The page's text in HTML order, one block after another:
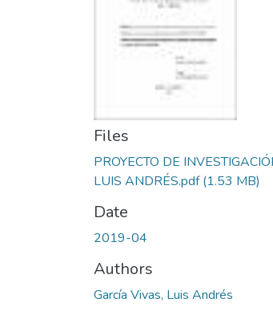
Files
PROYECTO DE
LUIS ANDRÉS.pdf(1.53 MB)
Date
2019-04
Authors
García Vivas, Luis Andrés